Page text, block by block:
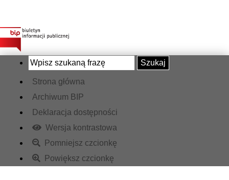
Szukaj
Strona główna
Archiwum BIP
Deklaracja dostępności
Wersja kontrastowa
Pomniejsz czcionkę
Powiększ czcionkę